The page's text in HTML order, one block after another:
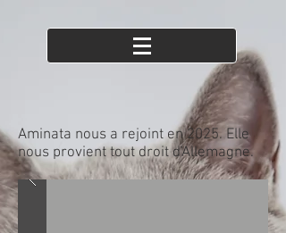
Aminata nous a rejoint en 2025. Elle
nous provient tout droit d'Allemagne.